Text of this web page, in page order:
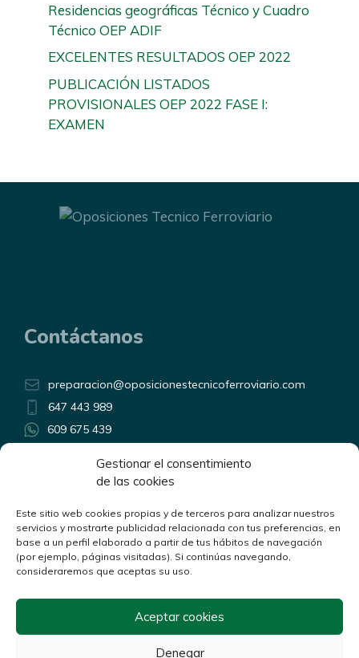
Gestionar el consentimiento
de las cookies
Este sitio web cookies propias y de terceros para analizar nuestros
servicios y mostrarte publicidad relacionada con tus preferencias, en
base a un perfil elaborado a partir de tus hábitos de navegación
(por ejemplo, páginas visitadas). Si continúas navegando,
consideraremos que aceptas su uso.
Aceptar cookies
Denegar
Residencias geográficas Técnico y Cuadro
Técnico OEP ADIF
EXCELENTES RESULTADOS OEP 2022
PUBLICACIÓN LISTADOS
PROVISIONALES OEP 2022 FASE I:
EXAMEN
Contáctanos
preparacion@oposicionestecnicoferroviario.com
647 443 989
609 675 439
Lunes a Viernes de 9:00 a 14:00
y de 17:00 a 20:00
YouTube